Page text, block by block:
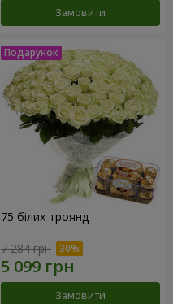
Замовити
75 білих троянд
7 284 грн
Замовити